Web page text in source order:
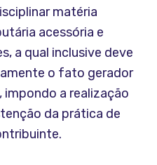
matéria
acessória e
a qual inclusive deve
o fato gerador
a realização
da prática de